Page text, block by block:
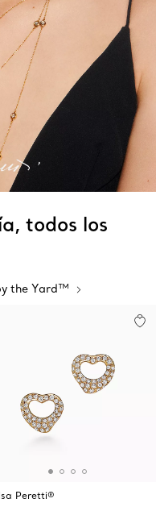
todos los
the Yard™
Peretti®